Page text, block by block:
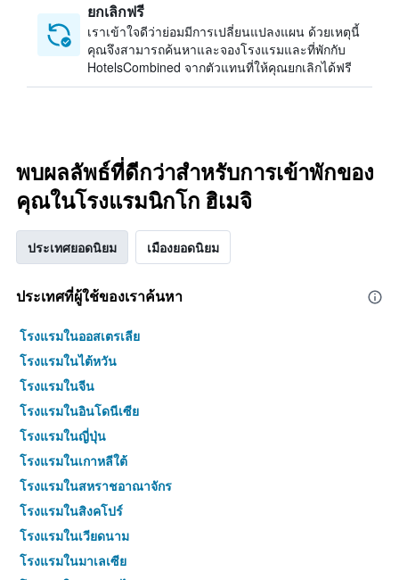
ยกเลิกฟรี
เราเข้าใจดีว่าย่อมมีการเปลี่ยนแปลงแผน ด้วยเหตุนี้
คุณจึงสามารถค้นหาและจองโรงแรมและที่พักกับ
HotelsCombined จากตัวแทนที่ให้คุณยกเลิกได้ฟรี
พบผลลัพธ์ที่ดีกว่าสำหรับการเข้าพักของ
คุณในโรงแรมนิกโก ฮิเมจิ
ประเทศยอดนิยม เมืองยอดนิยม
ประเทศที่ผู้ใช้ของเราค้นหา
โรงแรมในออสเตรเลีย
โรงแรมในไต้หวัน
โรงแรมในจีน
โรงแรมในอินโดนีเซีย
โรงแรมในญี่ปุ่น
โรงแรมในเกาหลีใต้
โรงแรมในสหราชอาณาจักร
โรงแรมในสิงคโปร์
โรงแรมในเวียดนาม
โรงแรมในมาเลเซีย